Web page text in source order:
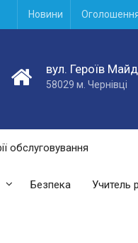
Новини
вул. Героїв
58029 м. Чернівці
обслуговування
Безпека Учитель